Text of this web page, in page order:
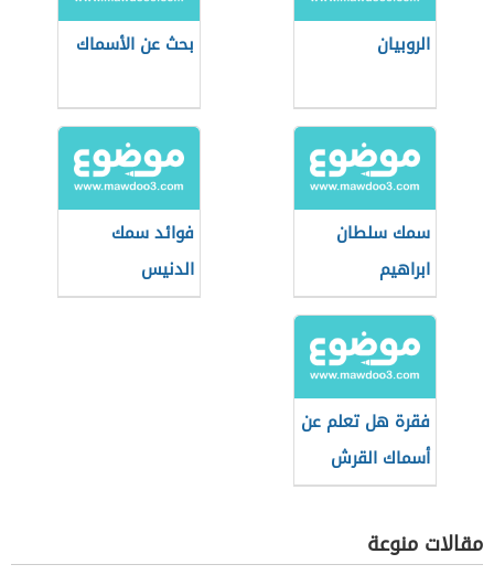
الروبيان بحث عن الأسماك
سمك سلطان
ابراهيم
فوائد سمك
الدنيس
فقرة هل تعلم عن
أسماك القرش
مقالات منوعة